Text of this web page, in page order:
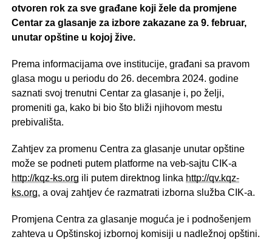
otvoren rok za sve građane koji žele da promjene
Centar za glasanje za izbore zakazane za 9. februar,
unutar opštine u kojoj žive.
Prema informacijama ove institucije, građani sa pravom
glasa mogu u periodu do 26. decembra 2024. godine
saznati svoj trenutni Centar za glasanje i, po želji,
promeniti ga, kako bi bio što bliži njihovom mestu
prebivališta.
Zahtjev za promenu Centra za glasanje unutar opštine
može se podneti putem platforme na veb-sajtu CIK-a
http://kqz-ks.org ili putem direktnog linka http://qv.kqz-
ks.org, a ovaj zahtjev će razmatrati izborna služba CIK-a.
Promjena Centra za glasanje moguća je i podnošenjem
zahteva u Opštinskoj izbornoj komisiji u nadležnoj opštini.